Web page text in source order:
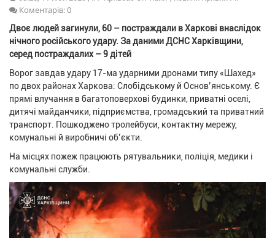
Коментарів: 0
Двоє людей загинули, 60 – постраждали в Харкові внаслідок
нічного російського удару. За даними ДСНС Харківщини,
серед постраждалих – 9 дітей
Ворог завдав удару 17-ма ударними дронами типу «Шахед»
по двох районах Харкова: Слобідському й Основʼянському. Є
прямі влучання в багатоповерхові будинки, приватні оселі,
дитячі майданчики, підприємства, громадський та приватний
транспорт. Пошкоджено тролейбуси, контактну мережу,
комунальні й виробничі об’єкти.
На місцях пожеж працюють рятувальники, поліція, медики і
комунальні служби.